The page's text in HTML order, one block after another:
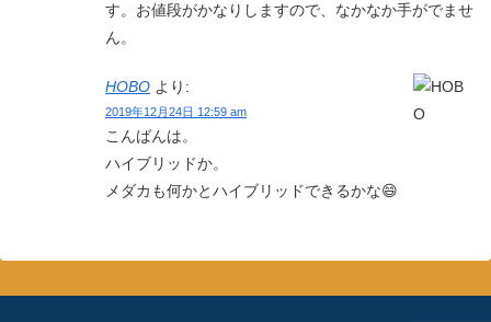
す。お値段がかなりしますので、なかなか手がでませ
ん。
HOBO より:
2019年12月24日 12:59 am
こんばんは。
ハイブリッドか。
メダカも何かとハイブリッドできるかな😄